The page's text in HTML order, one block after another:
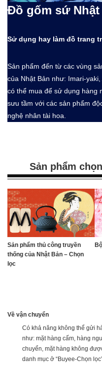
Đồ gốm sứ
Sử dụng hay làm đồ trang
Sản phẩm đến từ các vùng
của Nhật Bản như: Imari-
có thể mua để sử dụng hàng
sưu tầm với các sản phẩm
nghệ nhân tài hoa.
Sản phẩm
Sản phẩm thủ công truyền
thống của Nhật Bản – Chọn
lọc
Về vận chuyển
Có khả năng không thể gửi
như: mặt hàng cấm, hàng
chuyển, mặt hàng không
danh mục ở “Buyee-Chọn